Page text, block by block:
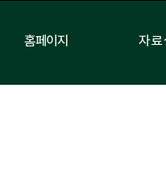
홈페이지 자료